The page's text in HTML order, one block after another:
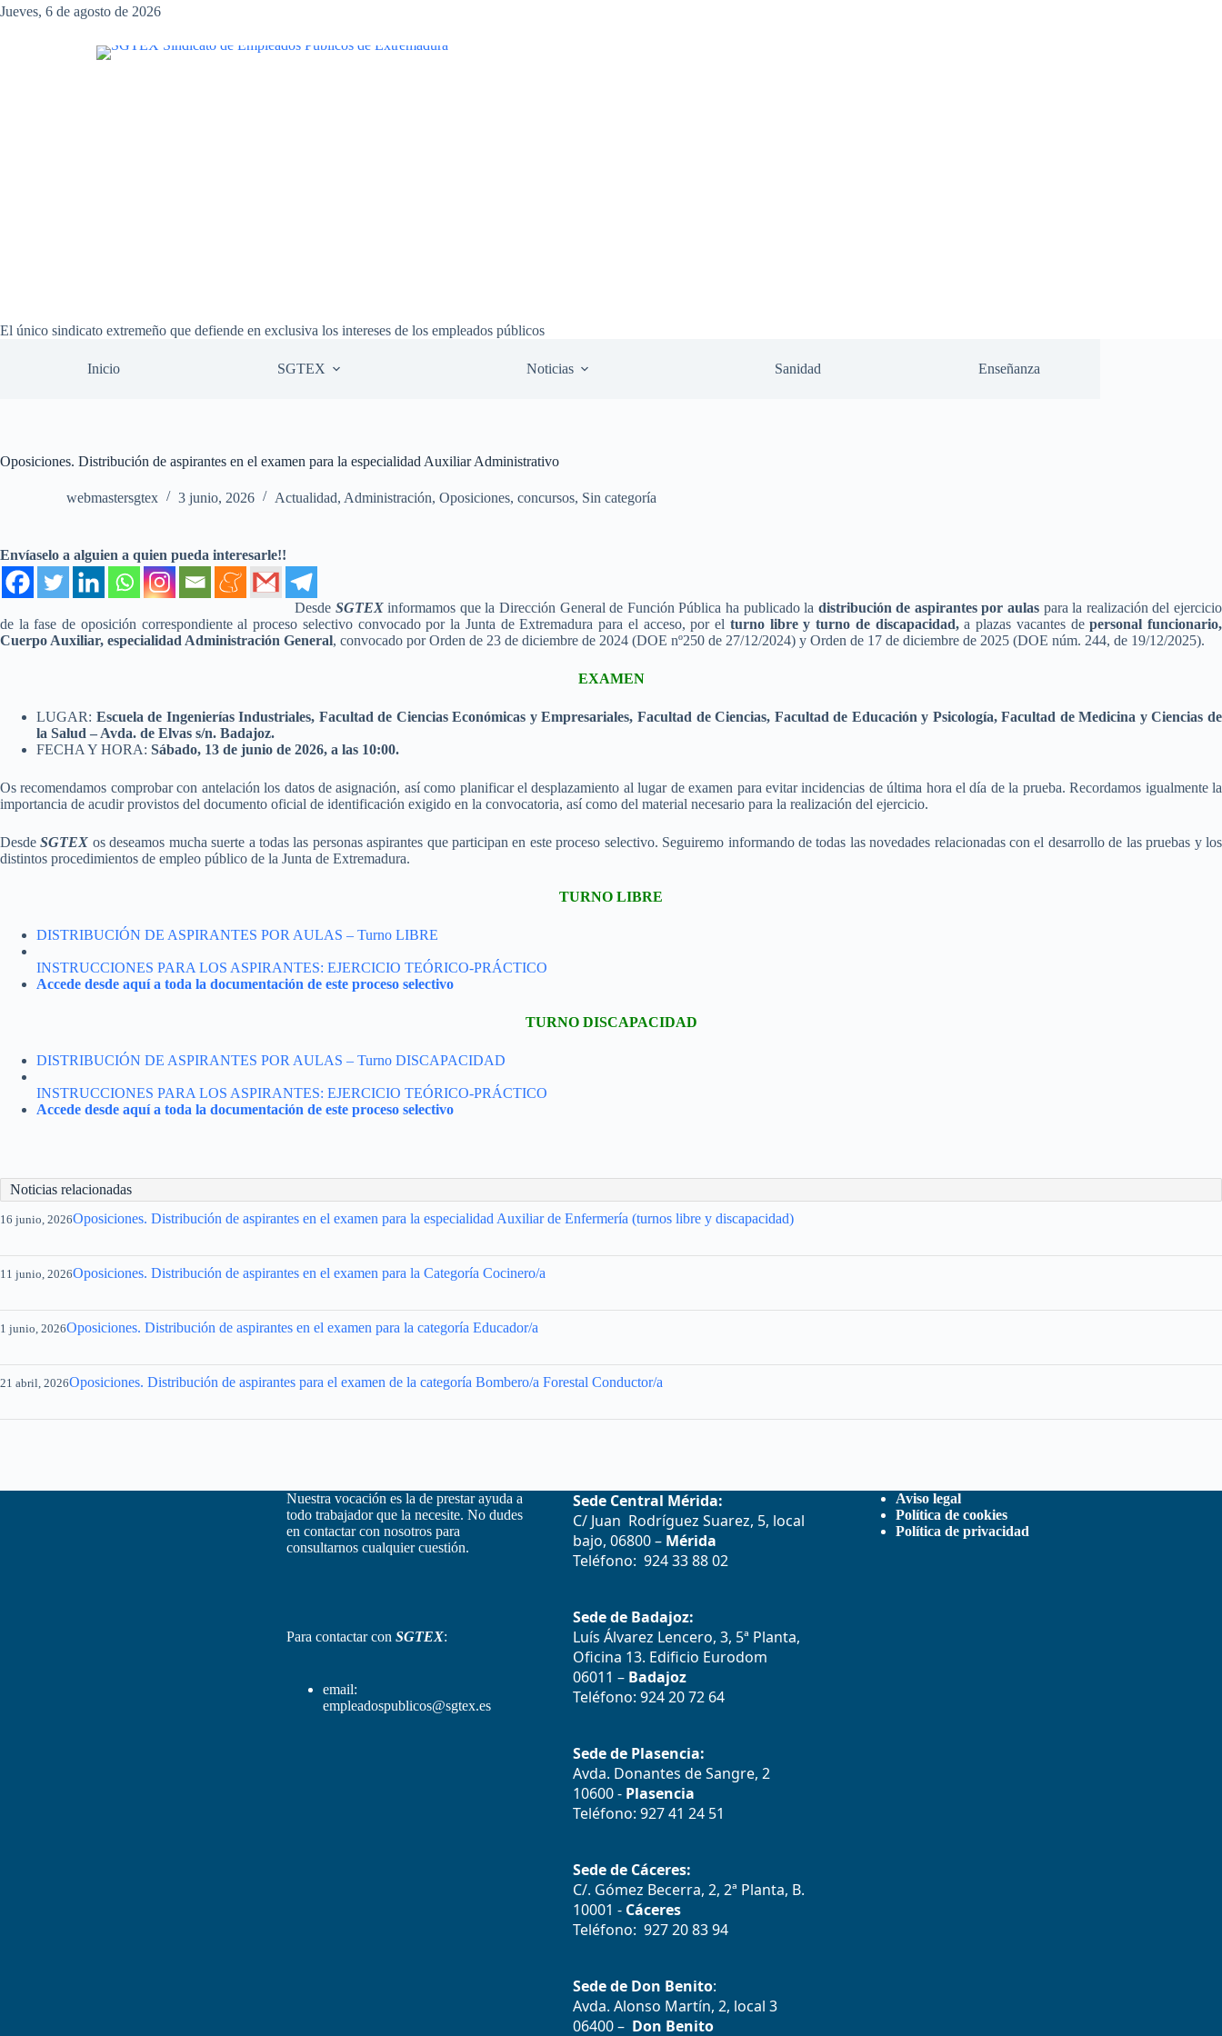
Saltar
Jueves, 6 de agosto de 2026
El único sindicato extremeño que defiende en exclusiva los intereses de los empleados públicos
Inicio SGTEX Noticias Sanidad Enseñanza
Oposiciones. Distribución de aspirantes en el examen para la especialidad Auxiliar Administrativo
webmastersgtex 3 junio, 2026 Actualidad, Administración, Oposiciones, concursos, Sin categoría
Envíaselo a alguien a quien pueda interesarle!!
Desde SGTEXinformamos que la Dirección General de Función Pública ha publicado la distribución de aspirantes por aulas para la realización del ejercicio
de la fase de oposición correspondiente al proceso selectivo convocado por la Junta de Extremadura para el acceso, por el turno libre y turno de discapacidad,a plazas vacantes depersonal funcionario,
Cuerpo Auxiliar, especialidad Administración General, convocado por Orden de 23 de diciembre de 2024 (DOE nº250 de 27/12/2024) y Orden de 17 de diciembre de 2025 (DOE núm. 244, de 19/12/2025).
EXAMEN
LUGAR: Escuela de Ingenierías Industriales, Facultad de Ciencias Económicas y Empresariales, Facultad de Ciencias, Facultad de Educación y Psicología, Facultad de Medicina y Ciencias de
la Salud – Avda. de Elvas s/n. Badajoz.
FECHA Y HORA: Sábado, 13 de junio de 2026, a las 10:00.
Os recomendamos comprobar con antelación los datos de asignación, así como planificar el desplazamiento al lugar de examen para evitar incidencias de última hora el día de la prueba. Recordamos igualmente la
importancia de acudir provistos del documento oficial de identificación exigido en la convocatoria, así como del material necesario para la realización del ejercicio.
DesdeSGTEX os deseamos mucha suerte a todas las personas aspirantes que participan en este proceso selectivo. Seguiremo informando de todas las novedades relacionadas con el desarrollo de las pruebas y los
distintos procedimientos de empleo público de la Junta de Extremadura.
TURNO LIBRE
DISTRIBUCIÓN DE ASPIRANTES POR AULAS – Turno LIBRE
INSTRUCCIONES PARA LOS ASPIRANTES: EJERCICIO TEÓRICO-PRÁCTICO
Accede desde aquí a toda la documentación de este proceso selectivo
TURNO DISCAPACIDAD
DISTRIBUCIÓN DE ASPIRANTES POR AULAS – Turno DISCAPACIDAD
INSTRUCCIONES PARA LOS ASPIRANTES: EJERCICIO TEÓRICO-PRÁCTICO
Accede desde aquí a toda la documentación de este proceso selectivo
Noticias relacionadas
16 junio, 2026Oposiciones. Distribución de aspirantes en el examen para la especialidad Auxiliar de Enfermería (turnos libre y discapacidad)
11 junio, 2026Oposiciones. Distribución de aspirantes en el examen para la Categoría Cocinero/a
1 junio, 2026Oposiciones. Distribución de aspirantes en el examen para la categoría Educador/a
21 abril, 2026Oposiciones. Distribución de aspirantes para el examen de la categoría Bombero/a Forestal Conductor/a
Nuestra vocación es la de prestar ayuda a
todo trabajador que la necesite. No dudes
en contactar con nosotros para
consultarnos cualquier cuestión.
Para contactar con SGTEX:
email:
empleadospublicos@sgtex.es
Sede Central Mérida:
C/ Juan Rodríguez Suarez, 5, local
bajo, 06800 – Mérida
Teléfono: 924 33 88 02
Sede de Badajoz:
Luís Álvarez Lencero, 3, 5ª Planta,
Oficina 13. Edificio Eurodom
06011 – Badajoz
Teléfono: 924 20 72 64
Sede de Plasencia:
Avda. Donantes de Sangre, 2
10600 -Plasencia
Teléfono: 927 41 24 51
Sede de Cáceres:
C/. Gómez Becerra, 2, 2ª Planta, B.
10001 -Cáceres
Teléfono: 927 20 83 94
Sede de Don Benito:
Avda. Alonso Martín, 2, local 3
06400 – Don Benito
Aviso legal
Política de cookies
Política de privacidad